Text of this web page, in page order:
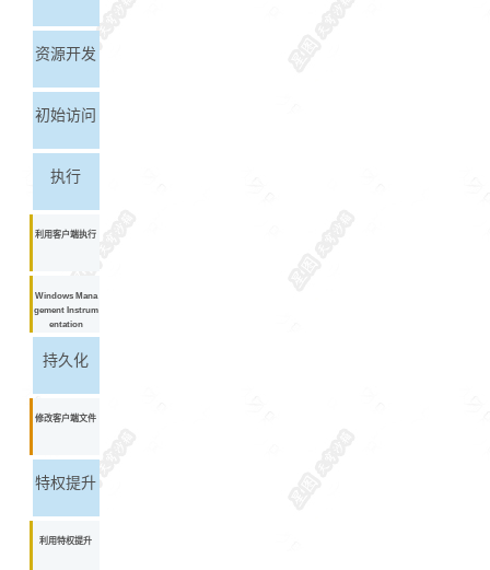
资源开发
初始访问
执行
利用客户端执行
Windows Mana
gement Instrum
entation
持久化
修改客户端文件
特权提升
利用特权提升